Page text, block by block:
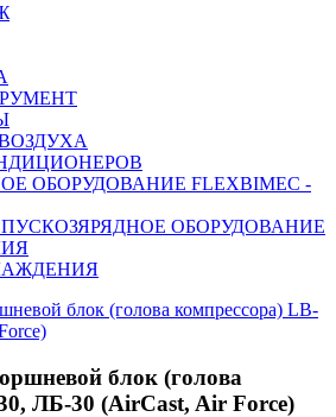
ОБОРУДОВАНИЕ FLEXBIMEC -
ОБОРУДОВАНИЕ
блок (голова
ЛБ-30 (AirCast, Air Force)